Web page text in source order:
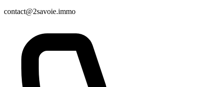
contact@2savoie.immo